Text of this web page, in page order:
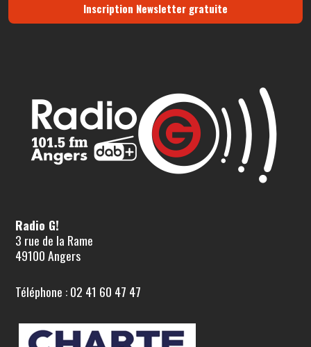
Inscription Newsletter gratuite
Radio G!
3 rue de la Rame
49100 Angers
Téléphone : 02 41 60 47 47